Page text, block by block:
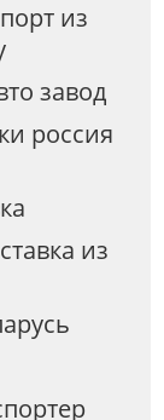
из
завод
россия
из